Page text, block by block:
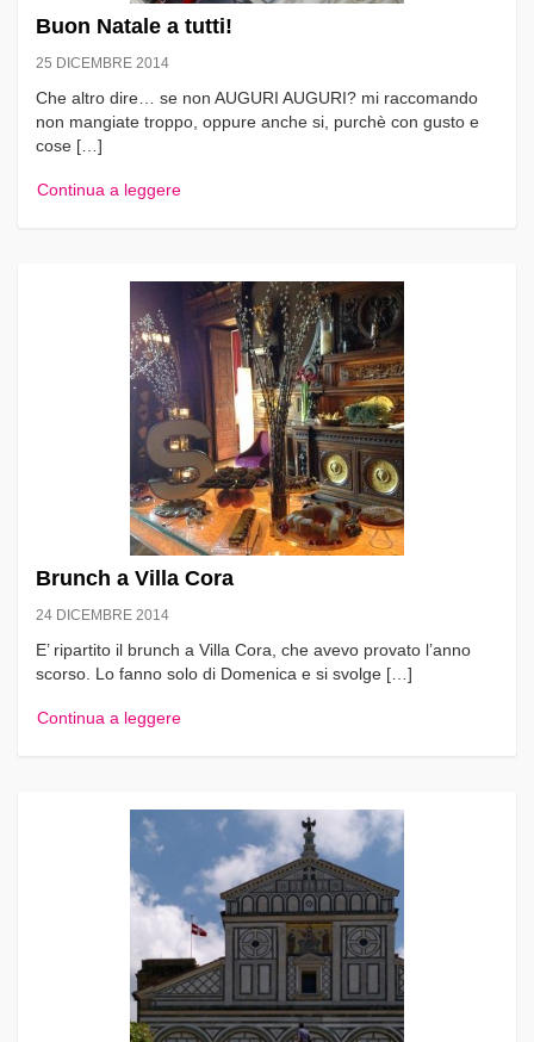
Buon Natale a tutti!
25 DICEMBRE 2014
Che altro dire… se non AUGURI AUGURI? mi raccomando
non mangiate troppo, oppure anche si, purchè con gusto e
cose […]
Continua a leggere
Brunch a Villa Cora
24 DICEMBRE 2014
E’ ripartito il brunch a Villa Cora, che avevo provato l’anno
scorso. Lo fanno solo di Domenica e si svolge […]
Continua a leggere